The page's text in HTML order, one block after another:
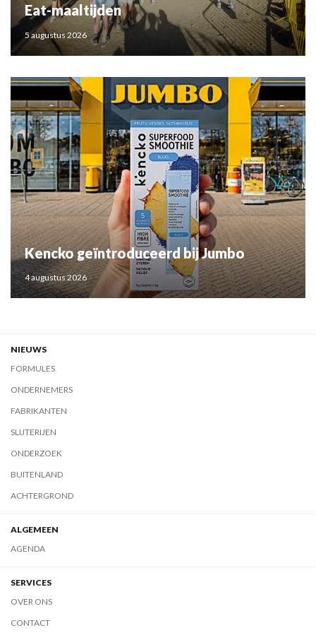
Eat-maaltijden
5 augustus 2026
Kencko geïntroduceerd bij Jumbo
4 augustus 2026
NIEUWS
FORMULES
ONDERNEMERS
FABRIKANTEN
SLIJTERIJEN
ONDERZOEK
BUITENLAND
ACHTERGROND
ALGEMEEN
AGENDA
SERVICES
OVER ONS
CONTACT